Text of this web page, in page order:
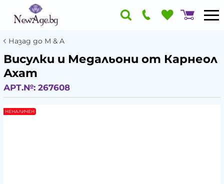
Назад до М & A
Висулки и Медальони от Карнеол
Ахат
АРТ.№: 267608
НЕНАЛИЧЕН